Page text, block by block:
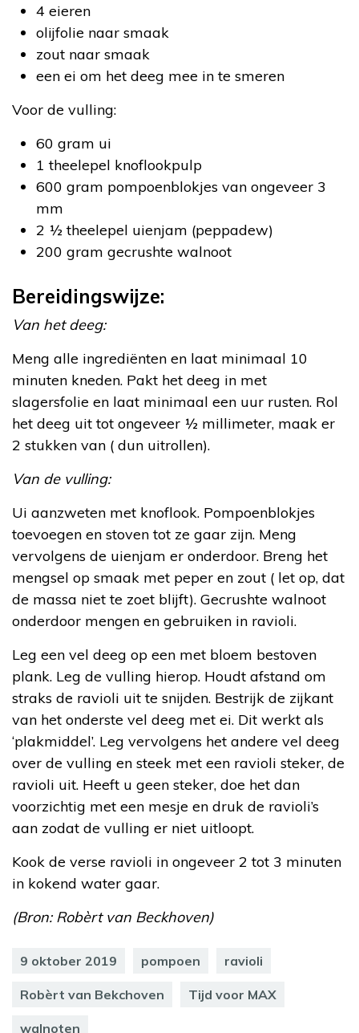
4 eieren
olijfolie naar smaak
zout naar smaak
een ei om het deeg mee in te smeren
Voor de vulling:
60 gram ui
1 theelepel knoflookpulp
600 gram pompoenblokjes van ongeveer 3
mm
2 ½ theelepel uienjam (peppadew)
200 gram gecrushte walnoot
Bereidingswijze:
Van het deeg:
Meng alle ingrediënten en laat minimaal 10
minuten kneden. Pakt het deeg in met
slagersfolie en laat minimaal een uur rusten. Rol
het deeg uit tot ongeveer ½ millimeter, maak er
2 stukken van ( dun uitrollen).
Van de vulling:
Ui aanzweten met knoflook. Pompoenblokjes
toevoegen en stoven tot ze gaar zijn. Meng
vervolgens de uienjam er onderdoor. Breng het
mengsel op smaak met peper en zout ( let op, dat
de massa niet te zoet blijft). Gecrushte walnoot
onderdoor mengen en gebruiken in ravioli.
Leg een vel deeg op een met bloem bestoven
plank. Leg de vulling hierop. Houdt afstand om
straks de ravioli uit te snijden. Bestrijk de zijkant
van het onderste vel deeg met ei. Dit werkt als
‘plakmiddel’. Leg vervolgens het andere vel deeg
over de vulling en steek met een ravioli steker, de
ravioli uit. Heeft u geen steker, doe het dan
voorzichtig met een mesje en druk de ravioli’s
aan zodat de vulling er niet uitloopt.
Kook de verse ravioli in ongeveer 2 tot 3 minuten
in kokend water gaar.
(Bron: Robèrt van Beckhoven)
9 oktober 2019 pompoen ravioli
Robèrt van Bekchoven Tijd voor MAX
walnoten